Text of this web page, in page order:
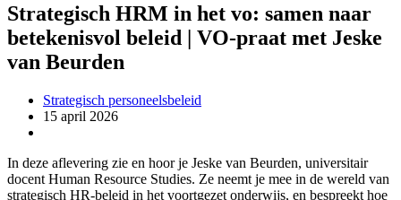
Strategisch HRM in het vo: samen naar
betekenisvol beleid | VO-praat met Jeske
van Beurden
Strategisch personeelsbeleid
15 april 2026
In deze aflevering zie en hoor je Jeske van Beurden, universitair
docent Human Resource Studies. Ze neemt je mee in de wereld van
strategisch HR-beleid in het voortgezet onderwijs, en bespreekt hoe